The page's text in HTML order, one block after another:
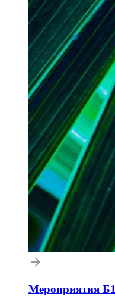
Мероприятия Б1